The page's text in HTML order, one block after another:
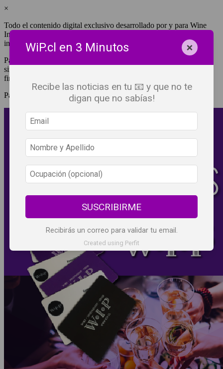
×
Todo el contenido digital exclusivo desarrollado por y para Wine
Independent Press Chile, cuenta con derechos de propiedad
intelectual.
Para tener acceso a una copia y/o impresión de cualquiera de ellos
sin fines de lucro, debes ser #SuscriptorWiP.^Para su réplica con
fines comerciales debes contactar al e-mail
Pagas una sola vez al año y disfrutas por 12 meses.
WiP.cl en 3 Minutos ×
Recibe las noticias en tu 📧 y que no te
digan que no sabías!
SUSCRIBIRME
Recibirás un correo para validar tu email.
Created using Perfit